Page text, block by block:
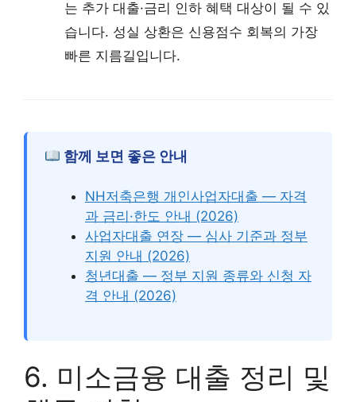
는 추가 대출·금리 인하 혜택 대상이 될 수 있
습니다. 성실 상환은 신용점수 회복의 가장
빠른 지름길입니다.
함께 보면 좋은 안내
NH저축은행 개인사업자대출 — 자격
과 금리·한도 안내 (2026)
사업자대출 연장 — 심사 기준과 정부
지원 안내 (2026)
청년대출 — 정부 지원 종류와 신청 자
격 안내 (2026)
6. 미소금융 대출 정리 및